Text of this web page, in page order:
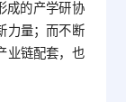
成的产学研协
力量；而不断
业链配套，也